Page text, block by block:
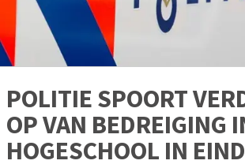
POLITIE SPOORT
OP VAN BEDREIGING
HOGESCHOOL IN